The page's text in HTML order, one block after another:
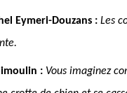
Eymeri-Douzans : Les
: Vous imaginez